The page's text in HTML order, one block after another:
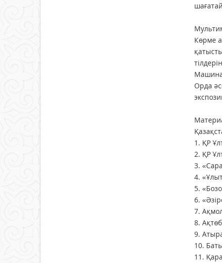
Көрме
Орда
1. ҚР
2. ҚР
3.
4.
5.
6.
7.
8.
9.
10.
11.